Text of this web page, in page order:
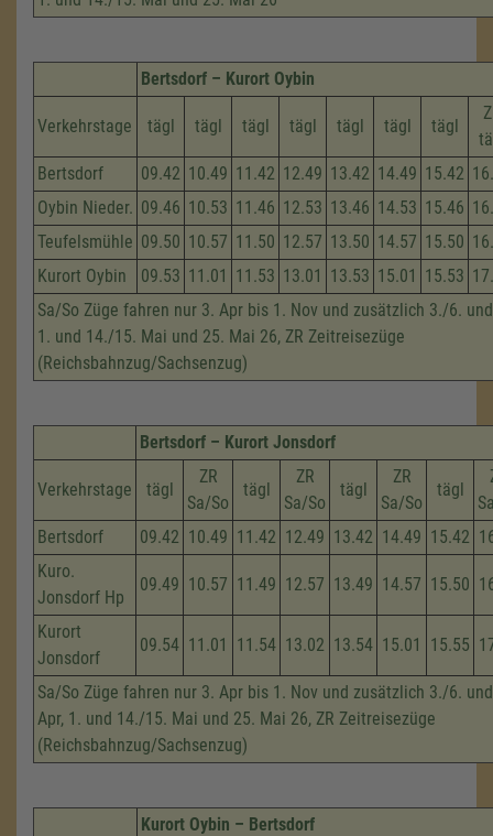
Bertsdorf – Kurort Oybin
Verkehrstage tägl tägl tägl tägl tägl tägl tägl
Bertsdorf
09.42 10.49 11.42 12.49 13.42 14.49 15.42
Oybin Nieder. 09.46 10.53 11.46 12.53 13.46 14.53 15.46
Teufelsmühle 09.50 10.57 11.50 12.57 13.50 14.57 15.50
Kurort Oybin
09.53 11.01 11.53 13.01 13.53 15.01 15.53
Sa/So Züge fahren nur 3. Apr bis 1. Nov und zusätzlich 3./6.
1. und 14./15. Mai und 25. Mai 26, ZR Zeitreisezüge
(Reichsbahnzug/Sachsenzug)
Bertsdorf – Kurort Jonsdorf
Verkehrstage tägl
ZR
Sa/So
tägl
ZR
Sa/So
tägl
ZR
Sa/So
tägl
Bertsdorf
09.42 10.49 11.42 12.49 13.42 14.49 15.42
Kuro.
Jonsdorf Hp
09.49 10.57 11.49 12.57 13.49 14.57 15.50
Kurort
Jonsdorf
09.54 11.01 11.54 13.02 13.54 15.01 15.55
Sa/So Züge fahren nur 3. Apr bis 1. Nov und zusätzlich 3./6.
Apr, 1. und 14./15. Mai und 25. Mai 26, ZR Zeitreisezüge
(Reichsbahnzug/Sachsenzug)
Kurort Oybin – Bertsdorf